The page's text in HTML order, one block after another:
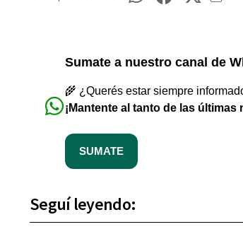
Sumate a nuestro canal de
🌾 ¿Querés estar siempre
¡Mantente al tanto de las
SUMATE
Seguí leyendo: